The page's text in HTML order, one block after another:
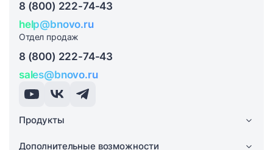
8 (800) 222-74-43
help@bnovo.ru
Отдел продаж
8 (800) 222-74-43
sales@bnovo.ru
Продукты
Дополнительные возможности